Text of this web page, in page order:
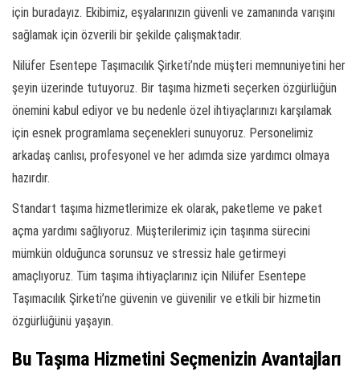
için buradayız. Ekibimiz, eşyalarınızın güvenli ve zamanında varışını
sağlamak için özverili bir şekilde çalışmaktadır.
Nilüfer Esentepe Taşımacılık Şirketi’nde müşteri memnuniyetini her
şeyin üzerinde tutuyoruz. Bir taşıma hizmeti seçerken özgürlüğün
önemini kabul ediyor ve bu nedenle özel ihtiyaçlarınızı karşılamak
için esnek programlama seçenekleri sunuyoruz. Personelimiz
arkadaş canlısı, profesyonel ve her adımda size yardımcı olmaya
hazırdır.
Standart taşıma hizmetlerimize ek olarak, paketleme ve paket
açma yardımı sağlıyoruz. Müşterilerimiz için taşınma sürecini
mümkün olduğunca sorunsuz ve stressiz hale getirmeyi
amaçlıyoruz. Tüm taşıma ihtiyaçlarınız için Nilüfer Esentepe
Taşımacılık Şirketi’ne güvenin ve güvenilir ve etkili bir hizmetin
özgürlüğünü yaşayın.
Bu Taşıma Hizmetini Seçmenizin Avantajları